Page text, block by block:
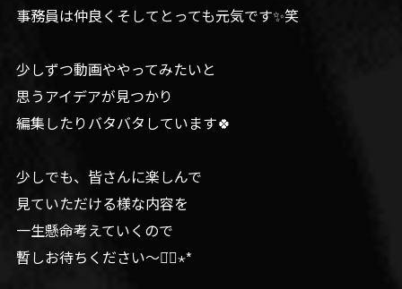
事務員は仲良くそしてとっても元気です✨笑
少しずつ動画ややってみたいと
思うアイデアが見つかり
編集したりバタバタしています🍀
少しでも、皆さんに楽しんで
見ていただける様な内容を
一生懸命考えていくので
暫しお待ちください〜◡̈⃝︎⋆︎*